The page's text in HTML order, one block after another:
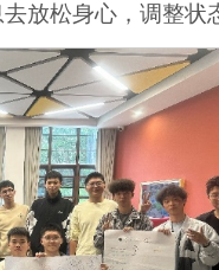
放松身心，调整状